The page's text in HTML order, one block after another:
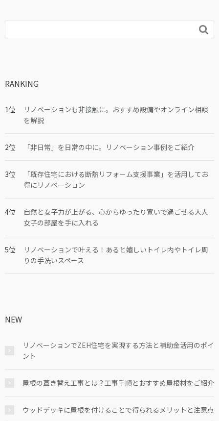

RANKING
リノベーションも非接触に。おすすめ設備やオンライン相談
を解説
「非日常」を日常の中に。リノベーション事例をご紹介
「既存住宅における断熱リフォーム支援事業」を活用してお
得にリノベーション
自然と女子力が上がる、心からゆったり寛いで過ごせる大人
女子の部屋を手に入れる
リノベーションで叶える！あると嬉しいトイレ内やトイレ周
りの手洗いスペース
NEW
リノベーションでZEH住宅を実現する方法と補助金活用のポイ
ント
屋根の葺き替え工事とは？工事手順とおすすめ屋根材をご紹介
ウッドデッキに屋根を付けることで得られるメリットと注意点